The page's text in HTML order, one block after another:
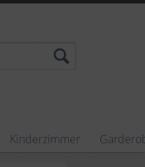
Kinderzimmer